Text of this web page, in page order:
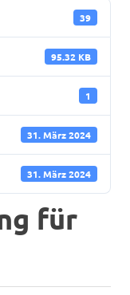
39
95.32 KB
1
31. März 2024
31. März 2024
für